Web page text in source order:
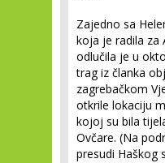
Zajedno sa
koja je radila za
odlučila je u
trag iz članka
zagrebačkom
otkrile lokaciju
kojoj su bila
Ovčare. (Na
presudi Haškog